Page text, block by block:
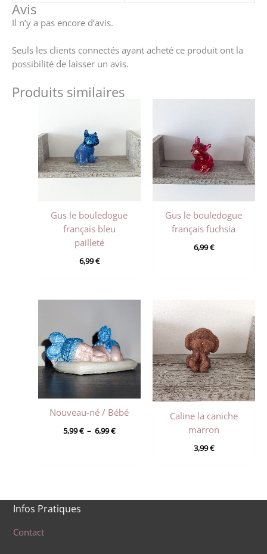
Avis
Il n’y a pas encore d’avis.
Seuls les clients connectés ayant acheté ce produit ont la
possibilité de laisser un avis.
Produits similaires
Gus le bouledogue
français bleu
pailleté
6,99€
Gus le bouledogue
français fuchsia
6,99€
Nouveau-né / Bébé
5,99€ – 6,99€Plage
Caline la caniche
marron
3,99€
Infos Pratiques
Contact